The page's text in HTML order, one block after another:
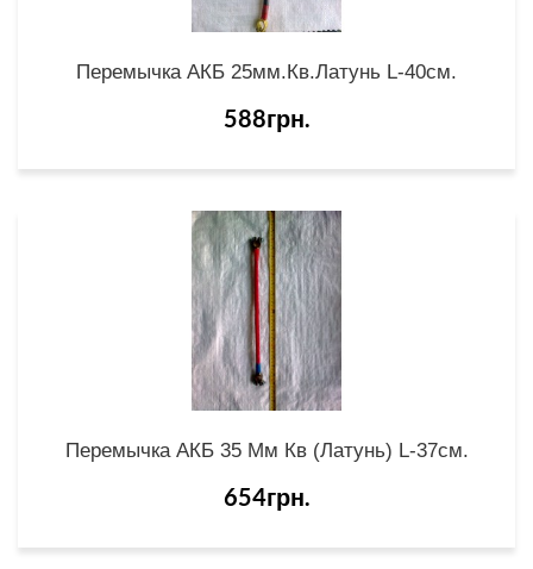
Перемычка АКБ 25мм.кв.латунь L-40см.
588грн.
Перемычка АКБ 35 Мм Кв (латунь) L-37см.
654грн.